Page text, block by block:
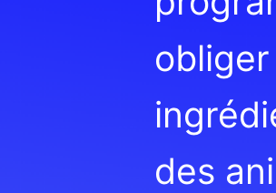
des